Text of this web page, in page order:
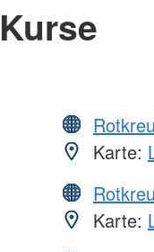
Kurse
Karte:
Karte: